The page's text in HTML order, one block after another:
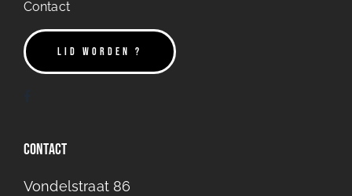
Contact
LID WORDEN ?
Contact
Vondelstraat 86